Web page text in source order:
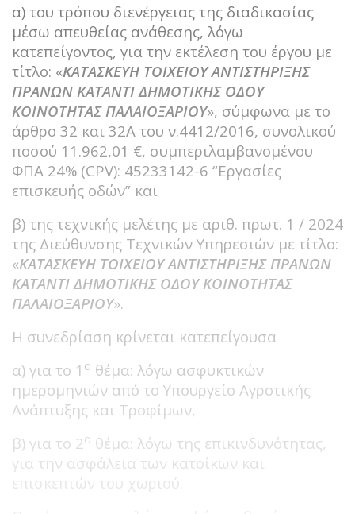
α) του τρόπου διενέργειας της διαδικασίας
μέσω απευθείας ανάθεσης, λόγω
κατεπείγοντος, για την εκτέλεση του έργου με
τίτλο: «ΚΑΤΑΣΚΕΥΗ ΤΟΙΧΕΙΟΥ ΑΝΤΙΣΤΗΡΙΞΗΣ
ΠΡΑΝΩΝ ΚΑΤΑΝΤΙ ΔΗΜΟΤΙΚΗΣ ΟΔΟΥ
ΚΟΙΝΟΤΗΤΑΣ ΠΑΛΑΙΟΞΑΡΙΟΥ», σύμφωνα με το
άρθρο 32 και 32Α του ν.4412/2016, συνολικού
ποσού 11.962,01 €, συμπεριλαμβανομένου
ΦΠΑ 24% (CPV): 45233142-6 “Εργασίες
επισκευής οδών” και
β) της τεχνικής μελέτης με αριθ. πρωτ. 1 / 2024
της Διεύθυνσης Τεχνικών Υπηρεσιών με τίτλο:
«ΚΑΤΑΣΚΕΥΗ ΤΟΙΧΕΙΟΥ ΑΝΤΙΣΤΗΡΙΞΗΣ ΠΡΑΝΩΝ
ΚΑΤΑΝΤΙ ΔΗΜΟΤΙΚΗΣ ΟΔΟΥ ΚΟΙΝΟΤΗΤΑΣ
ΠΑΛΑΙΟΞΑΡΙΟΥ».
H συνεδρίαση κρίνεται κατεπείγουσα
α) για το 1 ο θέμα: λόγω ασφυκτικών
ημερομηνιών από το Υπουργείο Αγροτικής
Ανάπτυξης και Τροφίμων,
β) για το 2ο θέμα: λόγω της επικινδυνότητας,
για την ασφάλεια των κατοίκων και
επισκεπτών του χωριού.